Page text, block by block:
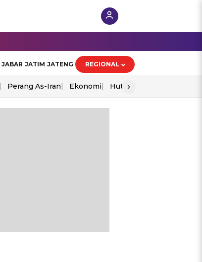
JABAR JATIM JATENG REGIONAL
Perang As-Iran Ekonomi Hut Ri
›